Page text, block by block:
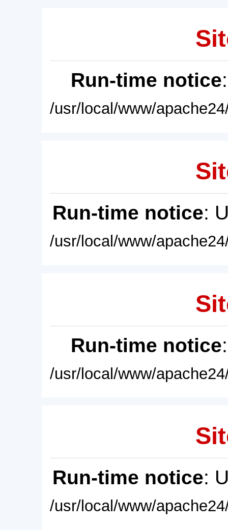
Run-time notice
/usr/local/www/
Run-time notice:
/usr/local/www/
Run-time notice
/usr/local/www/
Run-time notice:
/usr/local/www/